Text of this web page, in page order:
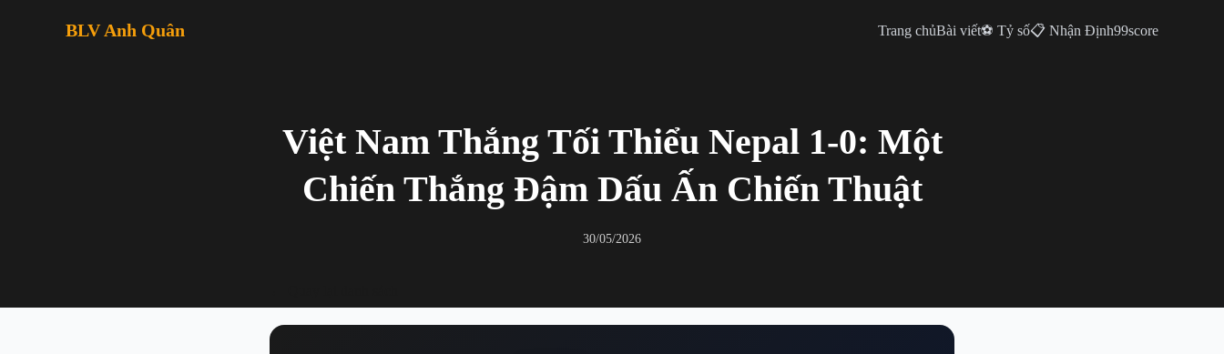
BLV Anh Quân Trang chủBài viết⚽ Tỷ số📋 Nhận Định99score
Việt Nam Thắng Tối Thiểu Nepal 1-0: Một
Chiến Thắng Đậm Dấu Ấn Chiến Thuật
30/05/2026